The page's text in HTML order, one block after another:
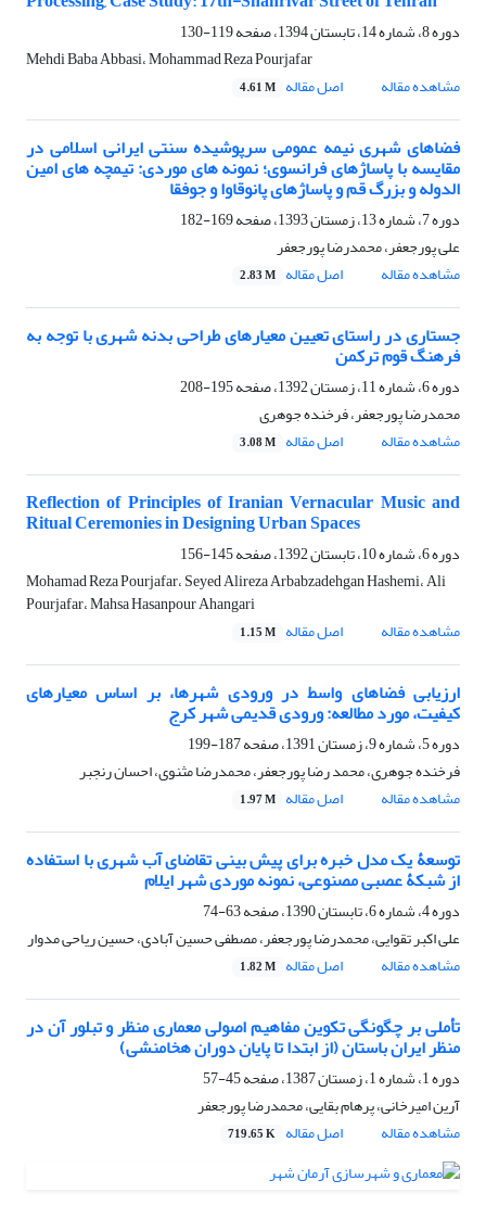
دوره 8، شماره 14، تابستان 1394، صفحه
119-130
Mehdi Baba Abbasi، Mohammad Reza Pourjafar
مشاهده مقاله
اصل مقاله 4.61 M
فضاهای شهری نیمه عمومی سرپوشیده سنتی ایرانی اسلامی در
مقایسه با پاساژهای فرانسوی؛ نمونه های موردی: تیمچه های امین
الدوله و بزرگ قم و پاساژهای پانوقاوا و جوفقا
دوره 7، شماره 13، زمستان 1393، صفحه
169-182
علی پورجعفر، محمدرضا پورجعفر
مشاهده مقاله
اصل مقاله 2.83 M
جستاری در راستای تعیین معیارهای طراحی بدنه شهری با توجه به
فرهنگ قوم ترکمن
دوره 6، شماره 11، زمستان 1392، صفحه
195-208
محمدرضا پورجعفر، فرخنده جوهری
مشاهده مقاله
اصل مقاله 3.08 M
Reflection of Principles of Iranian Vernacular Music and
Ritual Ceremonies in Designing Urban Spaces
دوره 6، شماره 10، تابستان 1392، صفحه
145-156
Mohamad Reza Pourjafar، Seyed Alireza Arbabzadehgan Hashemi، Ali
Pourjafar، Mahsa Hasanpour Ahangari
مشاهده مقاله
اصل مقاله 1.15 M
ارزیابی فضاهای واسط در ورودی شهرها، بر اساس معیارهای
کیفیت، مورد مطالعه: ورودی قدیمی شهر کرج
دوره 5، شماره 9، زمستان 1391، صفحه
187-199
فرخنده جوهری، محمد رضا پورجعفر، محمدرضا مثنوی، احسان رنجبر
مشاهده مقاله
اصل مقاله 1.97 M
توسعۀ یک مدل خبره برای پیش بینی تقاضای آب شهری با استفاده
از شبکۀ عصبی مصنوعی، نمونه موردی شهر ایلام
دوره 4، شماره 6، تابستان 1390، صفحه
63-74
علی اکبر تقوایی، محمدرضا پورجعفر، مصطفی حسین آبادی، حسین ریاحی مدوار
مشاهده مقاله
اصل مقاله 1.82 M
تأملی بر چگونگی تکوین مفاهیم اصولی معماری منظر و تبلور آن در
منظر ایران باستان (از ابتدا تا پایان دوران هخامنشی)
دوره 1، شماره 1، زمستان 1387، صفحه
45-57
آرین امیرخانی، پرهام بقایی، محمدرضا پورجعفر
مشاهده مقاله
اصل مقاله 719.65 K